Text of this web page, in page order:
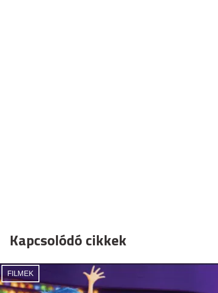
Kapcsolódó cikkek
FILMEK